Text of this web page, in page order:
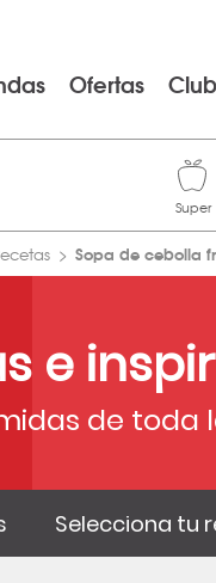
Ofertas Club
Sopa de cebolla
e
de toda
Selecciona tu